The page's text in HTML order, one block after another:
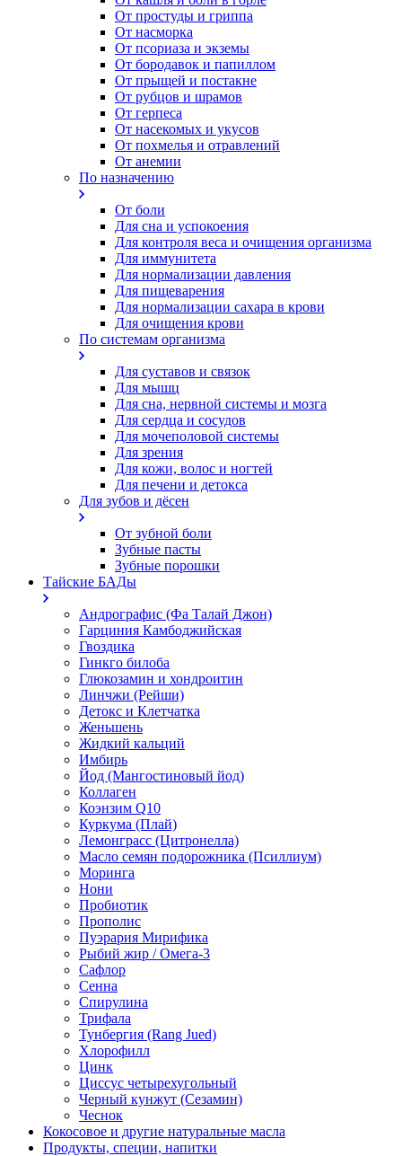
От простуды и гриппа
От насморка
Oт псориаза и экземы
От бородавок и папиллом
От прыщей и постакне
От рубцов и шрамов
От герпеса
От насекомых и укусов
От похмелья и отравлений
От анемии
По назначению
От боли
Для сна и успокоения
Для контроля веса и очищения организма
Для иммунитета
Для нормализации давления
Для пищеварения
Для нормализации сахара в крови
Для очищения крови
По системам организма
Для суставов и связок
Для мышц
Для сна, нервной системы и мозга
Для сердца и сосудов
Для мочеполовой системы
Для зрения
Для кожи, волос и ногтей
Для печени и детокса
Для зубов и дёсен
От зубной боли
Зубные пасты
Зубные порошки
Тайские БАДы
Андрографис (Фа Талай Джон)
Гарциния Камбоджийская
Гвоздика
Гинкго билоба
Глюкозамин и хондроитин
Линчжи (Рейши)
Детокс и Клетчатка
Женьшень
Жидкий кальций
Имбирь
Йод (Мангостиновый йод)
Коллаген
Коэнзим Q10
Куркума (Плай)
Лемонграсс (Цитронелла)
Масло семян подорожника (Псиллиум)
Моринга
Нони
Пробиотик
Прополис
Пуэрария Мирифика
Рыбий жир / Омега-3
Сафлор
Сенна
Спирулина
Трифала
Тунбергия (Rang Jued)
Хлорофилл
Цинк
Циссус четырехугольный
Черный кунжут (Сезамин)
Чеснок
Кокосовое и другие натуральные масла
Продукты, специи, напитки